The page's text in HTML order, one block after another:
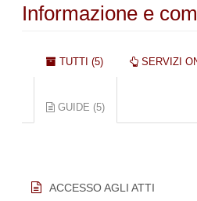
Informazione e
Schede primarie
TUTTI (5) SERVIZI
GUIDE (5)
ATTIVA)
ACCESSO AGLI ATTI